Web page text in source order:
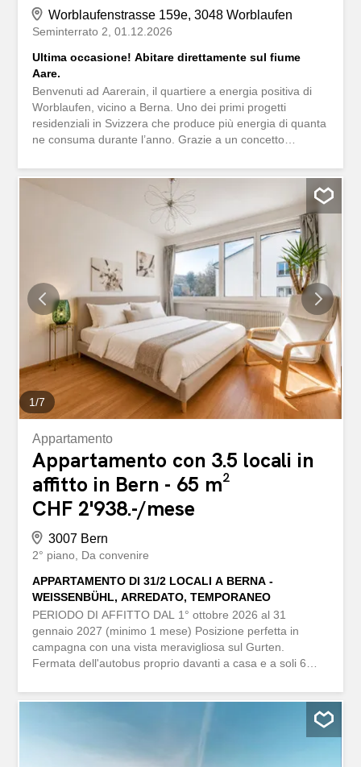
Worblaufenstrasse 159e, 3048 Worblaufen
Seminterrato 2 01.12.2026
Ultima occasione! Abitare direttamente sul fiume
Aare.
Benvenuti ad Aarerain, il quartiere a energia positiva di
Worblaufen, vicino a Berna. Uno dei primi progetti
residenziali in Svizzera che produce più energia di quanta
ne consuma durante l’anno. Grazie a un concetto
abitativo sostenibile con un bilancio energetico annuale
positivo e un elevato livello di comfort abitativo. Scoprite
questo interessante appartamento di 4.5 locali in affitto,
che si distingue per la sua disposizione intelligente, gli
spazi luminosi e gli standard di costruzione di alta qualità.
Qui si combinano abitazioni moderne, sostenibilità e una
posizione unica direttamente sul fiume Aare. Punti di
forza dell’appartamento di 4.5 locali Cucina a vista con
ampio soggiorno e zona pranzo Spazi luminosi e ben
organizzati Loggia coperta come spazio abitativo esteso
Reduit con propria torre lavanderia Due bagni con vasca
e doccia Materiali di alta qualità e interni moderni
Posizione diretta sul fiume Aare con...
1/7
Appartamento
Appartamento con 3.5 locali in
affitto in Bern - 65 m²
CHF 2'938.-/mese
3007 Bern
2° piano
Da convenire
APPARTAMENTO DI 31/2 LOCALI A BERNA -
WEISSENBÜHL, ARREDATO, TEMPORANEO
PERIODO DI AFFITTO DAL 1° ottobre 2026 al 31
gennaio 2027 (minimo 1 mese) Posizione perfetta in
campagna con una vista meravigliosa sul Gurten.
Fermata dell'autobus proprio davanti a casa e a soli 6
vecchia. Foresta e negozi a 3 minuti a piedi, 65m², al
connessioni e abbonamento), ... MIETDAUER ab 1.